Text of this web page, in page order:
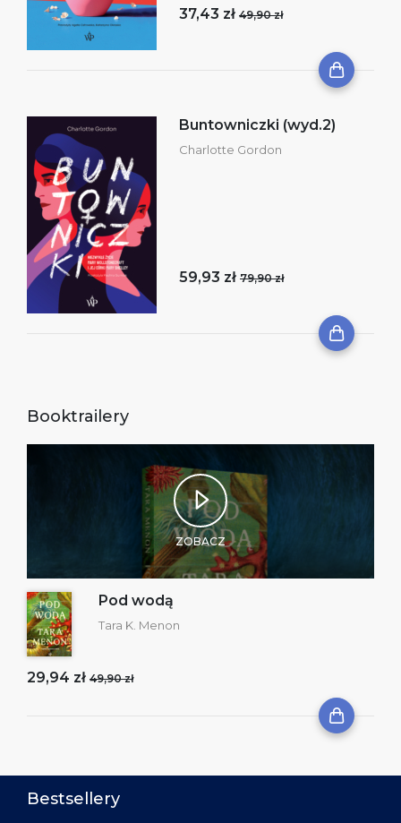
37,43 zł 49,90 zł
Buntowniczki (wyd.2)
Charlotte Gordon
59,93 zł 79,90 zł
Booktrailery
ZOBACZ
Pod wodą
Tara K. Menon
29,94 zł 49,90 zł
Bestsellery